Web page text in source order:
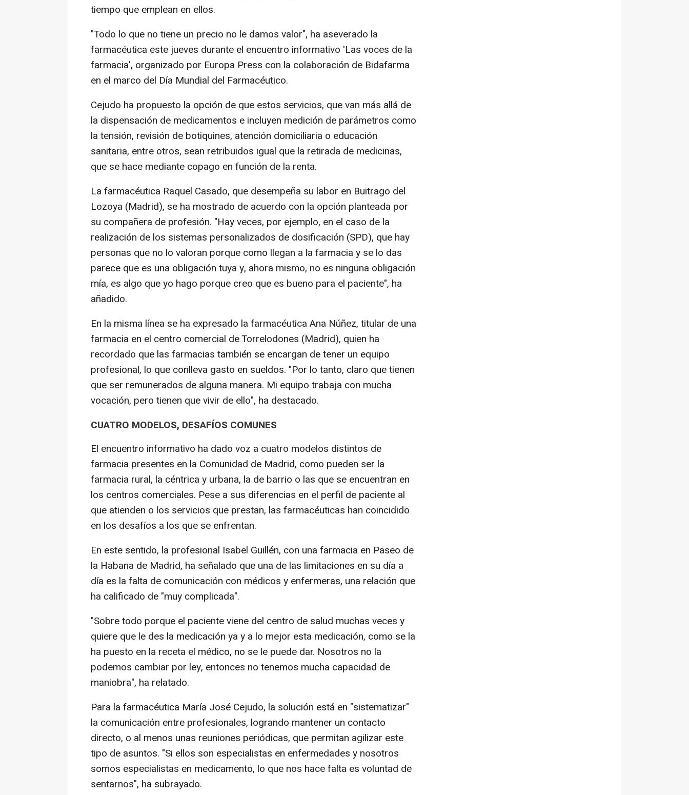
tiempo que emplean en ellos.
"Todo lo que no tiene un precio no le damos valor", ha aseverado la
farmacéutica este jueves durante el encuentro informativo 'Las voces de la
farmacia', organizado por Europa Press con la colaboración de Bidafarma
en el marco del Día Mundial del Farmacéutico.
Cejudo ha propuesto la opción de que estos servicios, que van más allá de
la dispensación de medicamentos e incluyen medición de parámetros como
la tensión, revisión de botiquines, atención domiciliaria o educación
sanitaria, entre otros, sean retribuidos igual que la retirada de medicinas,
que se hace mediante copago en función de la renta.
La farmacéutica Raquel Casado, que desempeña su labor en Buitrago del
Lozoya (Madrid), se ha mostrado de acuerdo con la opción planteada por
su compañera de profesión. "Hay veces, por ejemplo, en el caso de la
realización de los sistemas personalizados de dosificación (SPD), que hay
personas que no lo valoran porque como llegan a la farmacia y se lo das
parece que es una obligación tuya y, ahora mismo, no es ninguna obligación
mía, es algo que yo hago porque creo que es bueno para el paciente", ha
añadido.
En la misma línea se ha expresado la farmacéutica Ana Núñez, titular de una
farmacia en el centro comercial de Torrelodones (Madrid), quien ha
recordado que las farmacias también se encargan de tener un equipo
profesional, lo que conlleva gasto en sueldos. "Por lo tanto, claro que tienen
que ser remunerados de alguna manera. Mi equipo trabaja con mucha
vocación, pero tienen que vivir de ello", ha destacado.
CUATRO MODELOS, DESAFÍOS COMUNES
El encuentro informativo ha dado voz a cuatro modelos distintos de
farmacia presentes en la Comunidad de Madrid, como pueden ser la
farmacia rural, la céntrica y urbana, la de barrio o las que se encuentran en
los centros comerciales. Pese a sus diferencias en el perfil de paciente al
que atienden o los servicios que prestan, las farmacéuticas han coincidido
en los desafíos a los que se enfrentan.
En este sentido, la profesional Isabel Guillén, con una farmacia en Paseo de
la Habana de Madrid, ha señalado que una de las limitaciones en su día a
día es la falta de comunicación con médicos y enfermeras, una relación que
ha calificado de "muy complicada".
"Sobre todo porque el paciente viene del centro de salud muchas veces y
quiere que le des la medicación ya y a lo mejor esta medicación, como se la
ha puesto en la receta el médico, no se le puede dar. Nosotros no la
podemos cambiar por ley, entonces no tenemos mucha capacidad de
maniobra", ha relatado.
Para la farmacéutica María José Cejudo, la solución está en "sistematizar"
la comunicación entre profesionales, logrando mantener un contacto
directo, o al menos unas reuniones periódicas, que permitan agilizar este
tipo de asuntos. "Si ellos son especialistas en enfermedades y nosotros
somos especialistas en medicamento, lo que nos hace falta es voluntad de
sentarnos", ha subrayado.